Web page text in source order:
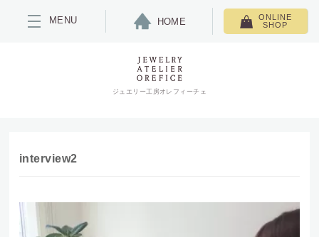
MENU HOME
ONLINE
SHOP
ジュエリー工房オレフィーチェ
interview2